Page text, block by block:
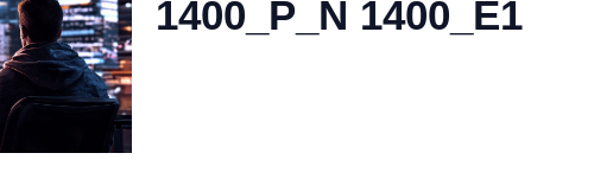
1400_P_N 1400_E1